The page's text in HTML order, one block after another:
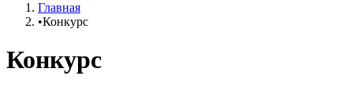
Главная
•Конкурс
Конкурс